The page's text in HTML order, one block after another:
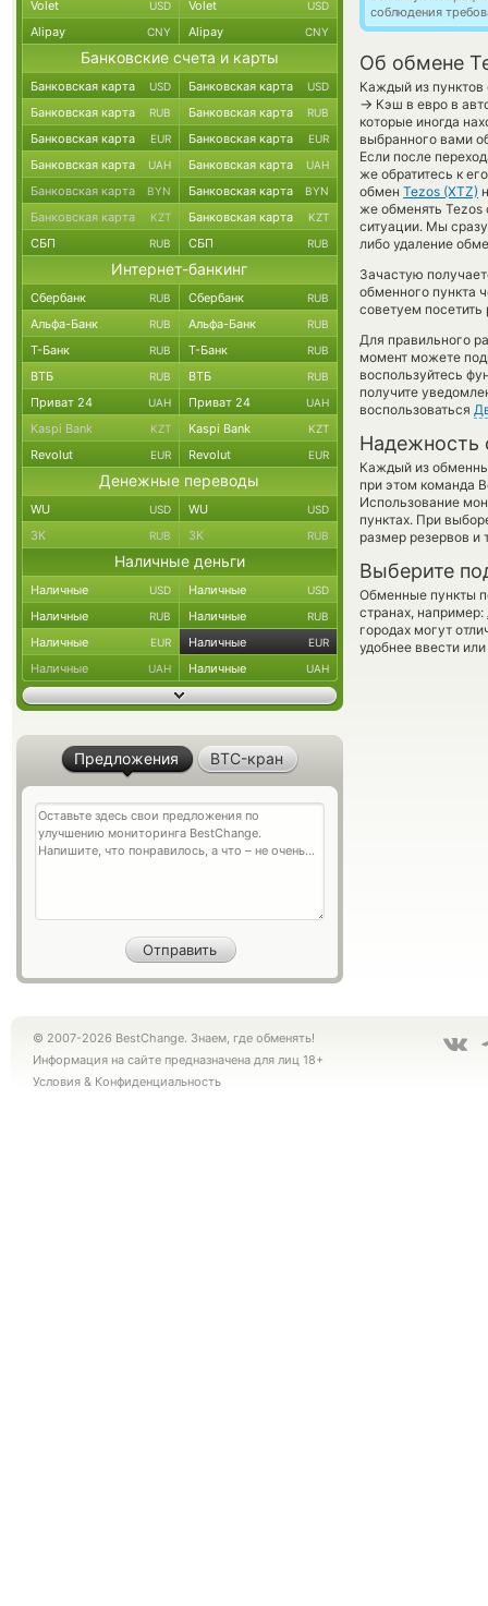
соблюдения
Об обмене
Каждый из пунктов
→ Кэш в евро в
которые иногда
выбранного вами
Если после
же обратитесь к
обмен Tezos (XTZ)
же обменять Tezos
ситуации. Мы
либо удаление
Зачастую
обменного пункта
советуем посетить
Для правильного
момент можете
воспользуйтесь
получите
воспользоваться
Надежность
Каждый из
при этом команда
Использование
пунктах. При
размер резервов и
Выберите
Обменные пункты
странах, например:
городах могут
удобнее ввести
Volet USD Volet USD
Alipay CNY Alipay CNY
Банковские счета и карты
Банковская карта USD Банковская карта USD
Банковская карта RUB Банковская карта RUB
Банковская карта EUR Банковская карта EUR
Банковская карта UAH Банковская карта UAH
Банковская карта BYN Банковская карта BYN
Банковская карта KZT Банковская карта KZT
СБП RUB СБП RUB
Интернет-банкинг
Сбербанк RUB Сбербанк RUB
Альфа-Банк RUB Альфа-Банк RUB
Т-Банк RUB Т-Банк RUB
ВТБ RUB ВТБ RUB
Приват 24 UAH Приват 24 UAH
Kaspi Bank KZT Kaspi Bank KZT
Revolut EUR Revolut EUR
Денежные переводы
WU USD WU USD
ЗК RUB ЗК RUB
Наличные деньги
Наличные USD Наличные USD
Наличные RUB Наличные RUB
Наличные EUR Наличные EUR
Наличные UAH Наличные UAH
Предложения BTC-кран
© 2007-2026 BestChange. Знаем, где обменять!
Информация на сайте предназначена для лиц 18+
Условия & Конфиденциальность